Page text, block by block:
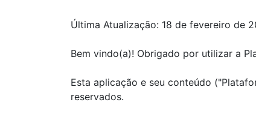
Última Atualização: 18 de fevereiro de
Bem vindo(a)! Obrigado por utilizar a
Esta aplicação e seu conteúdo
reservados.